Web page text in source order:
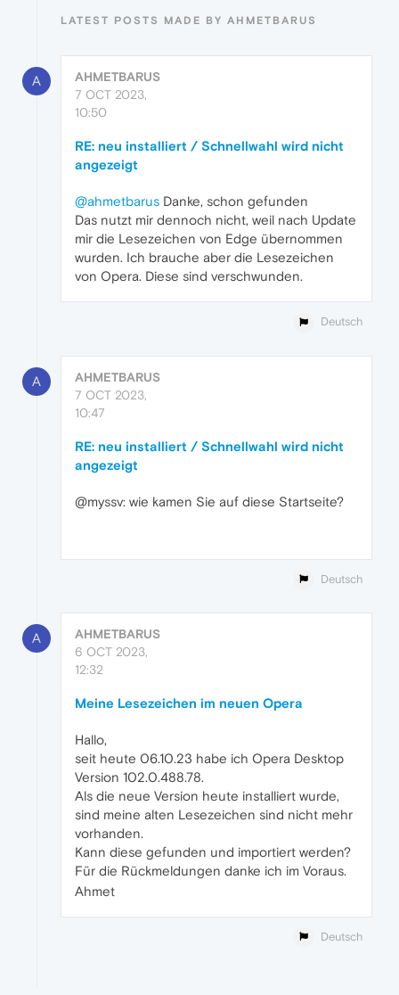
LATEST POSTS MADE BY AHMETBARUS
A
AHMETBARUS
7 OCT 2023,
10:50
RE: neu installiert / Schnellwahl wird nicht
angezeigt
@ahmetbarus Danke, schon gefunden
Das nutzt mir dennoch nicht, weil nach Update
mir die Lesezeichen von Edge übernommen
wurden. Ich brauche aber die Lesezeichen
von Opera. Diese sind verschwunden.
Deutsch
A
AHMETBARUS
7 OCT 2023,
10:47
RE: neu installiert / Schnellwahl wird nicht
angezeigt
@myssv: wie kamen Sie auf diese Startseite?
Deutsch
A
AHMETBARUS
6 OCT 2023,
12:32
Meine Lesezeichen im neuen Opera
Hallo,
seit heute 06.10.23 habe ich Opera Desktop
Version 102.0.488.78.
Als die neue Version heute installiert wurde,
sind meine alten Lesezeichen sind nicht mehr
vorhanden.
Kann diese gefunden und importiert werden?
Für die Rückmeldungen danke ich im Voraus.
Ahmet
Deutsch